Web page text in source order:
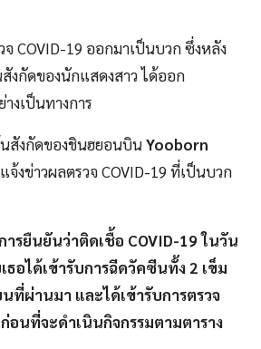
จ COVID-19 ออกมาเป็นบวก ซึ่งหลัง
งกัดของนักแสดงสาว ได้ออก
งเป็นทางการ
สังกัดของชินฮยอนบินYooborn
จ้งข่าวผลตรวจ COVID-19 ที่เป็นบวก
รยืนยันว่าติดเชื้อ COVID-19 ในวัน
ธอได้เข้ารับการฉีดวัคซีนทั้ง 2 เข็ม
ที่ผ่านมา และได้เข้ารับการตรวจ
อนที่จะดำเนินกิจกรรมตามตาราง